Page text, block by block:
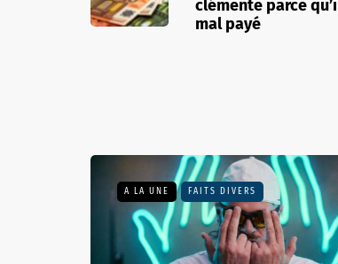
clémente parce
mal payé
A LA UNE FAITS DIVERS